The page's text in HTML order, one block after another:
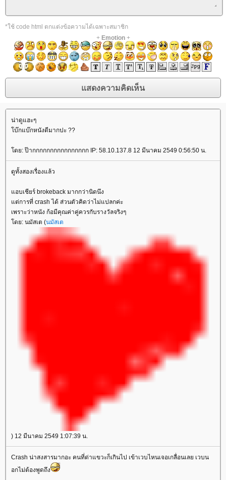
*ใช้ code html ตกแต่งข้อความได้เฉพาะสมาชิก
+ Emotion+
น่าดูแฮะๆ
บ๊กแบ๊กหนังดีมากปะ ??
ดย: ป๊ากกกกกกกกกกกกกกกก IP: 58.10.137.8 12 มีนาคม 2549 0:56:50 น.
ดูทั้งสองเรื่องแล้ว
อบเชียร์ brokeback มากกว่านิดนึง
ต่การที่ crash ได้ ส่วนตัวคิดว่าไม่แปลกค่ะ
เพราะว่าหนัง ก้อมีคุณค่าคู่ควรกับรางวัลจริงๆ
ดย: นมัสเต (นมัสเต
) 12 มีนาคม 2549 1:07:39 น.
Crash น่าสงสารมากอะ คนที่ด่าแขวะก็เกินไป เข้าเวบไหนเจอเกลื่อนเลย เวบน
อกไม่ต้องพูดถึง